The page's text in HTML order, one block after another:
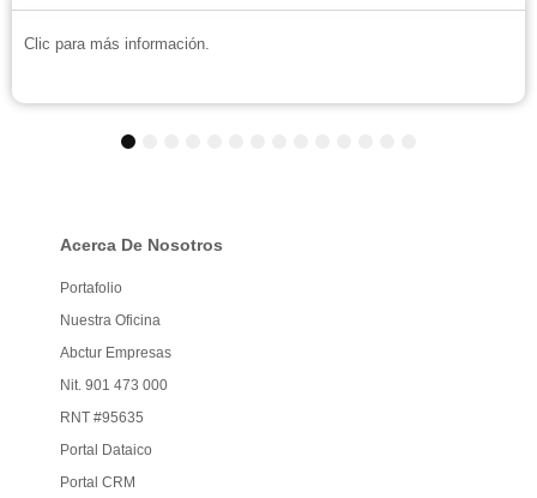
Clic para más información.
4
Acerca De Nosotros
Portafolio
Nuestra Oficina
Abctur Empresas
Nit. 901 473 000
RNT #95635
Portal Dataico
Portal CRM